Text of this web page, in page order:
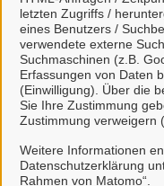
letzten Zugriffs /
eines Benutzers /
verwendete externe
Suchmaschinen (z.B.
Erfassungen von Daten
(Einwilligung). Über die
Sie Ihre Zustimmung
Zustimmung verweigern
Weitere Informationen
Datenschutzerklärung
Rahmen von Matomo“.
Juristische
kann
natürliche
gewerblich
Eine Nutzung ist
Sinne von § 1 Abs.
(VwVfG) möglich.